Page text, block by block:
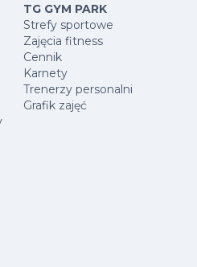
TG GYM PARK
Strefy sportowe
Zajęcia fitness
Cennik
Karnety
Trenerzy personalni
Grafik zajęć